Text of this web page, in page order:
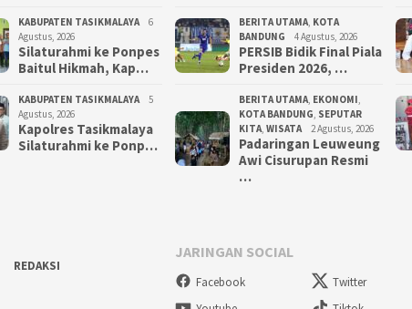
KABUPATEN TASIKMALAYA
6
Agustus, 2026
Silaturahmi ke Ponpes
Baitul Hikmah, Kap…
KABUPATEN TASIKMALAYA
5
Agustus, 2026
Kapolres Tasikmalaya
Silaturahmi ke Ponp…
BERITA UTAMA, KOTA
BANDUNG
4 Agustus, 2026
PERSIB Bidik Final Piala
Presiden 2026, …
BERITA UTAMA, EKONOMI,
KOTA BANDUNG, SEPUTAR
KITA, WISATA 2 Agustus, 2026
Padaringan Leuweung
Awi Cisurupan Resmi
…
REDAKSI
JARINGAN SOCIAL
Facebook Twitter